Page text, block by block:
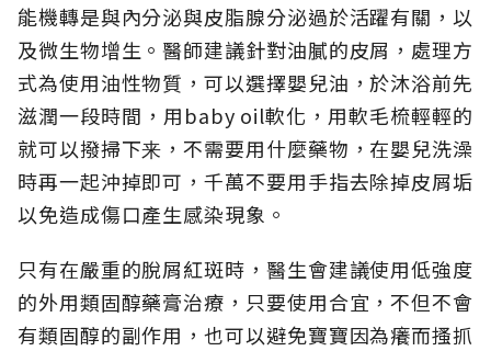
能機轉是與內分泌與皮脂腺分泌過於活躍有關，以
及微生物增生。醫師建議針對油膩的皮屑，處理方
式為使用油性物質，可以選擇嬰兒油，於沐浴前先
滋潤一段時間，用baby oil軟化，用軟毛梳輕輕的
就可以撥掃下来，不需要用什麼藥物，在嬰兒洗澡
時再一起沖掉即可，千萬不要用手指去除掉皮屑垢
以免造成傷口產生感染現象。
只有在嚴重的脫屑紅斑時，醫生會建議使用低強度
的外用類固醇藥膏治療，只要使用合宜，不但不會
有類固醇的副作用，也可以避免寶寶因為癢而搔抓